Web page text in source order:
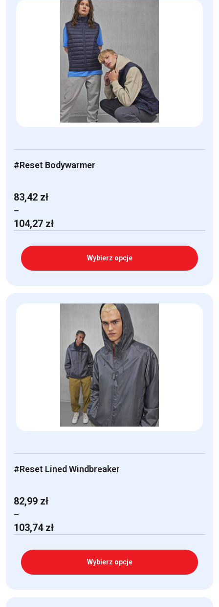
#Reset Bodywarmer
83,42 zł
–
104,27 zł
cen:
83,42 zł
Wybierz opcje
#Reset Lined Windbreaker
82,99 zł
–
103,74 zł
cen:
82,99 zł
Wybierz opcje